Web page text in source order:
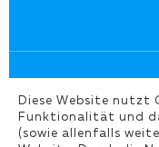
Diese Website nutzt
Funktionalität und
(sowie allenfalls